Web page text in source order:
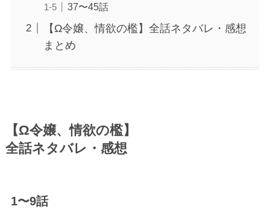
37〜45話
【Ω令嬢、情欲の檻】全話ネタバレ・感想
まとめ
【Ω令嬢、情欲の檻】
全話ネタバレ・感想
1〜9話